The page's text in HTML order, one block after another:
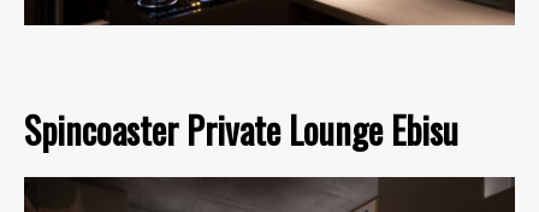
Spincoaster Private Lounge Ebisu